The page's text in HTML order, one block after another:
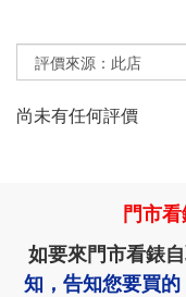
尚未有任何評價
門市
如要來門市看錶自
知，告知您要買